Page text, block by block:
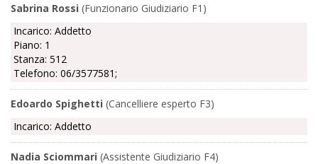
Sabrina Rossi (Funzionario Giudiziario F1)
Incarico: Addetto
Piano: 1
Stanza: 512
Telefono: 06/3577581;
Edoardo Spighetti (Cancelliere esperto F3)
Incarico: Addetto
Nadia Sciommari (Assistente Giudiziario F4)